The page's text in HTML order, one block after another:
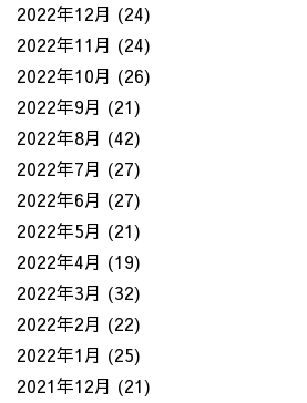
2022年12月 (24)
2022年11月 (24)
2022年10月 (26)
2022年9月 (21)
2022年8月 (42)
2022年7月 (27)
2022年6月 (27)
2022年5月 (21)
2022年4月 (19)
2022年3月 (32)
2022年2月 (22)
2022年1月 (25)
2021年12月 (21)